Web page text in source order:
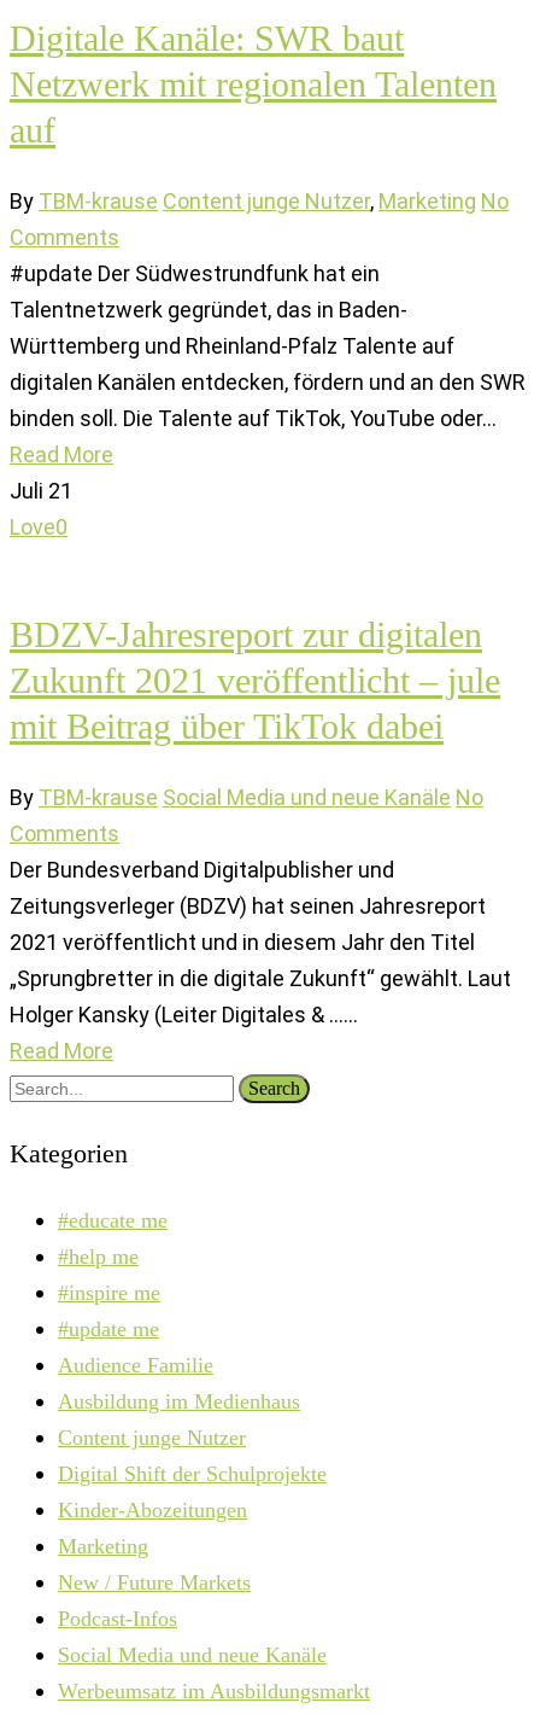
Digitale Kanäle: SWR baut
Netzwerk mit regionalen Talenten
auf
By TBM-krause Content junge Nutzer, Marketing No
Comments
#update Der Südwestrundfunk hat ein
Talentnetzwerk gegründet, das in Baden-
Württemberg und Rheinland-Pfalz Talente auf
digitalen Kanälen entdecken, fördern und an den SWR
binden soll. Die Talente auf TikTok, YouTube oder…
Read More
Juli 21
Love0
BDZV-Jahresreport zur digitalen
Zukunft 2021 veröffentlicht – jule
mit Beitrag über TikTok dabei
By TBM-krause Social Media und neue Kanäle No
Comments
Der Bundesverband Digitalpublisher und
Zeitungsverleger (BDZV) hat seinen Jahresreport
2021 veröffentlicht und in diesem Jahr den Titel
„Sprungbretter in die digitale Zukunft“ gewählt. Laut
Holger Kansky (Leiter Digitales & ...…
Read More
Search
Kategorien
#educate me
#help me
#inspire me
#update me
Audience Familie
Ausbildung im Medienhaus
Content junge Nutzer
Digital Shift der Schulprojekte
Kinder-Abozeitungen
Marketing
New / Future Markets
Podcast-Infos
Social Media und neue Kanäle
Werbeumsatz im Ausbildungsmarkt